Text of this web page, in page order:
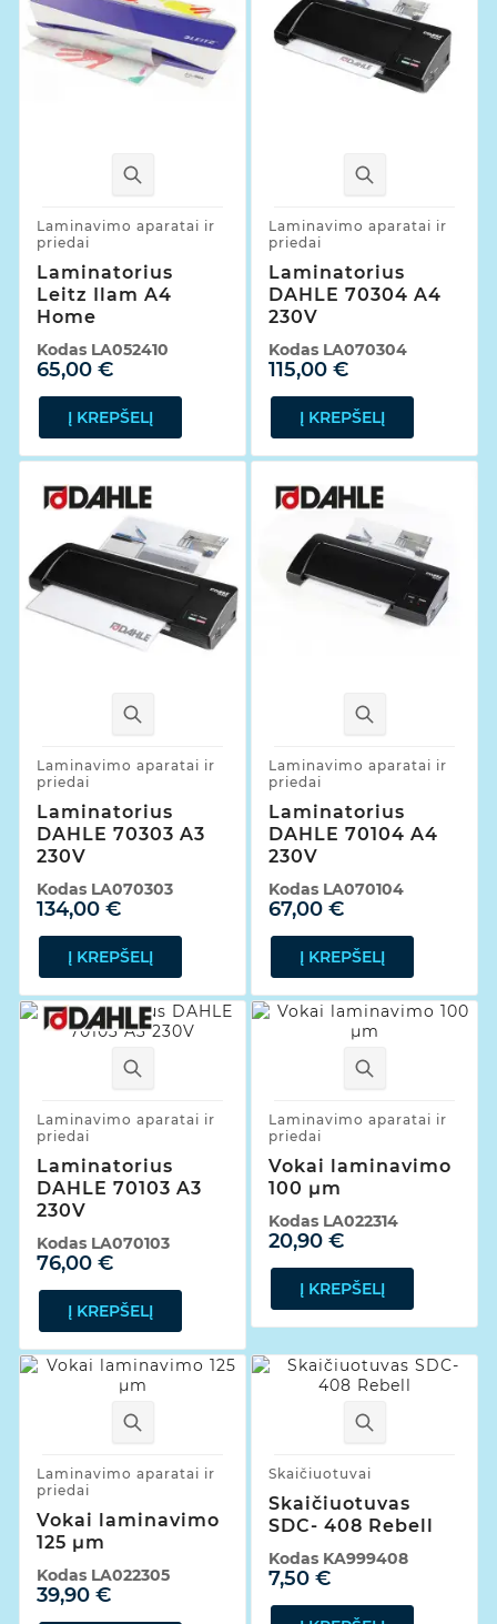
Laminavimo aparatai ir
priedai
Laminatorius
Leitz Ilam A4
Home
65,00 €
Kodas LA052410
Į KREPŠELĮ
Laminavimo aparatai ir
priedai
Laminatorius
DAHLE 70304 A4
230V
115,00 €
Kodas LA070304
Į KREPŠELĮ
Laminavimo aparatai ir
priedai
Laminatorius
DAHLE 70303 A3
230V
134,00 €
Kodas LA070303
Į KREPŠELĮ
Laminavimo aparatai ir
priedai
Laminatorius
DAHLE 70104 A4
230V
67,00 €
Kodas LA070104
Į KREPŠELĮ
Laminavimo aparatai ir
priedai
Laminatorius
DAHLE 70103 A3
230V
76,00 €
Kodas LA070103
Į KREPŠELĮ
Laminavimo aparatai ir
priedai
Vokai laminavimo
100 µm
20,90 €
Kodas LA022314
Į KREPŠELĮ
Laminavimo aparatai ir
priedai
Vokai laminavimo
125 µm
39,90 €
Kodas LA022305
Skaičiuotuvai
Skaičiuotuvas
SDC- 408 Rebell
7,50 €
Kodas KA999408